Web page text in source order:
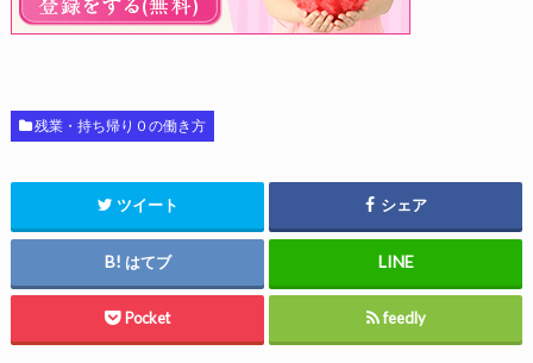
残業・持ち帰り０の働き方
ツイート シェア
はてブ
Pocket feedly